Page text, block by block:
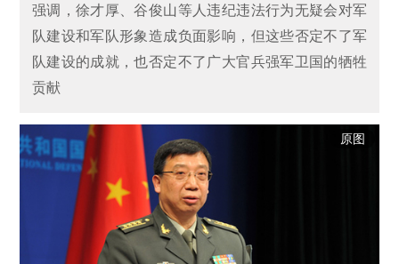
强调，徐才厚、谷俊山等人违纪违法行为无疑会对军
队建设和军队形象造成负面影响，但这些否定不了军
队建设的成就，也否定不了广大官兵强军卫国的牺牲
贡献
原图